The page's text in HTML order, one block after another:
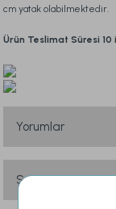
cm yatak olabilmektedir.
Ürün Teslimat Süresi 10
Yorumlar
Soru & Cevap